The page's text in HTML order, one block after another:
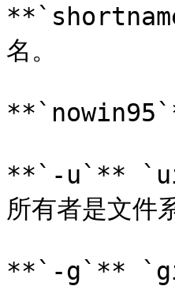
名。
**`-u`**
所有者是文件
**`-g`**